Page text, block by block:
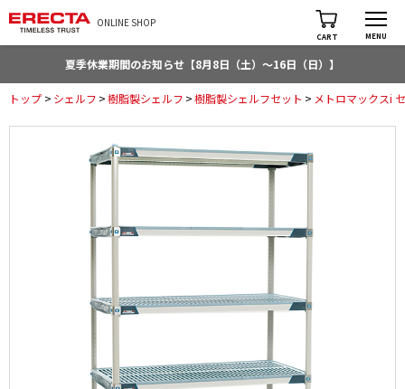
ONLINE SHOP
CART MENU
夏季休業期間のお知らせ【8月8日（土）～16日（日）】
トップ > シェルフ >樹脂製シェルフ >樹脂製シェルフセット > メトロマックスi